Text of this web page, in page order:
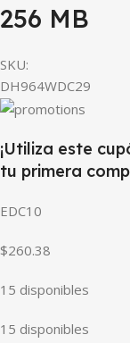
256 MB
SKU:
DH964WDC29
¡Utiliza este
tu primera
EDC10
$260.38
15 disponibles
15 disponibles